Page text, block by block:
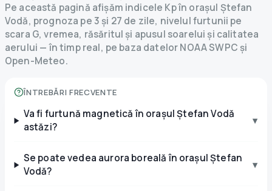
Pe această pagină afișăm indicele Kp în orașul Ștefan
Vodă, prognoza pe 3 și 27 de zile, nivelul furtunii pe
scara G, vremea, răsăritul și apusul soarelui și calitatea
aerului — în timp real, pe baza datelor NOAA SWPC și
Open-Meteo.
ÎNTREBĂRI FRECVENTE
Va fi furtună magnetică în orașul Ștefan Vodă
astăzi?
▾
Se poate vedea aurora boreală în orașul Ștefan
Vodă?
▾